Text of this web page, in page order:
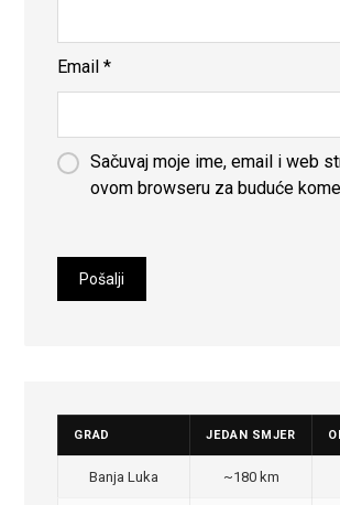
Email*
Sačuvaj moje ime, email i web
ovom browseru za buduće
GRAD JEDAN SMJER
Banja Luka ~180 km